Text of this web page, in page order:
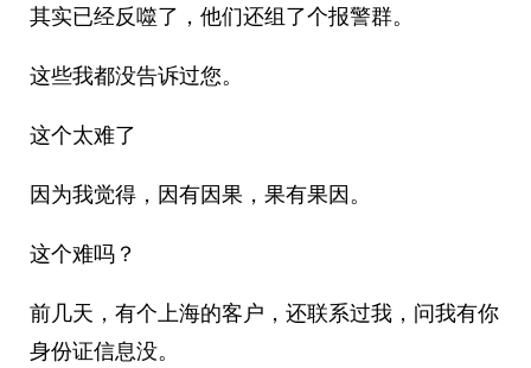
其实已经反噬了，他们还组了个报警群。
这些我都没告诉过您。
这个太难了
因为我觉得，因有因果，果有果因。
这个难吗？
前几天，有个上海的客户，还联系过我，问我有你
身份证信息没。